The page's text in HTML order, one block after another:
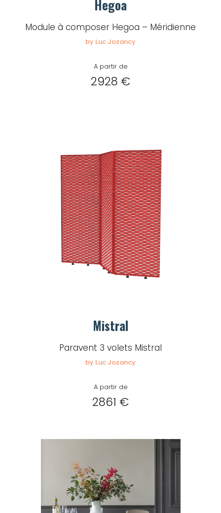
Hegoa
Module à composer Hegoa – Méridienne
by Luc Jozancy
A partir de
2928 €
Mistral
Paravent 3 volets Mistral
by Luc Jozancy
A partir de
2861 €